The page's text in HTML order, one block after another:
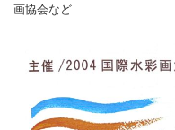
画協会など